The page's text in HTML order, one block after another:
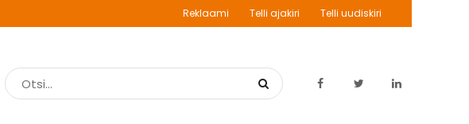
Reklaami Telli ajakiri Telli uudiskiri